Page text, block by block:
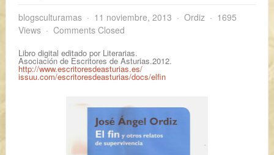
blogsculturamas 11 noviembre, 2013 Ordiz
1695
Views
Comments Closed
Libro digital editado por Literarias.
Asociación de Escritores de Asturias.2012.
http://www.escritoresdeasturias.es/
issuu.com/escritoresdeasturias/docs/elfin